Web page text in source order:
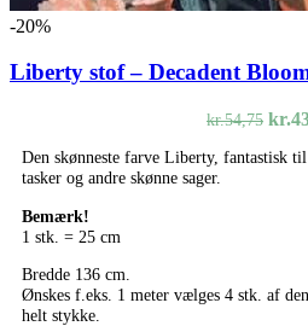
-20%
Liberty stof – Decadent
kr.54,75 Den
pris
kr.
Den skønneste farve Liberty, fantastisk
tasker og andre skønne sager.
Bemærk!
1 stk. = 25 cm
Bredde 136 cm.
Ønskes f.eks. 1 meter vælges 4 stk. af
helt stykke.